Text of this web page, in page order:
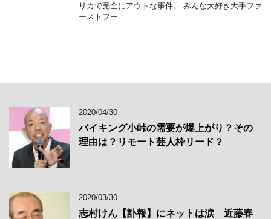
リカで完全にアウトな事件。 みんな大好き大手ファ
ーストフー …
2020/04/30
バイキング小峠の需要が爆上がり？その
理由は？リモート芸人枠リード？
2020/03/30
志村けん【訃報】にネットは涙 近藤春